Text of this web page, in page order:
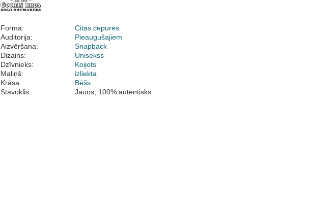
Forma:
Citas cepures
Auditorija:
Pieaugušajiem
Aizvēršana:
Snapback
Dizains:
Unisekss
Dzīvnieks:
Koijots
Maliņš:
izliekta
Krāsa:
Bēšs
Stāvoklis:
Jauns; 100% autentisks